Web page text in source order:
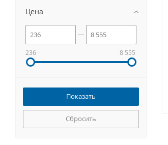
Цена
236 8 555
Сбросить